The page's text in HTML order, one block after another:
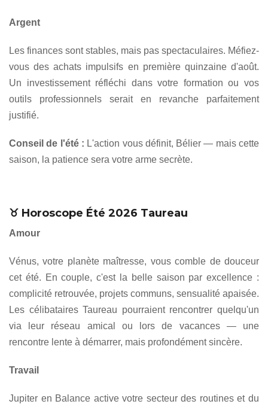
Argent
Les finances sont stables, mais pas spectaculaires. Méfiez-
vous des achats impulsifs en première quinzaine d'août.
Un investissement réfléchi dans votre formation ou vos
outils professionnels serait en revanche parfaitement
justifié.
Conseil de l'été : L'action vous définit, Bélier — mais cette
saison, la patience sera votre arme secrète.
♉ Horoscope Été 2026 Taureau
Amour
Vénus, votre planète maîtresse, vous comble de douceur
cet été. En couple, c'est la belle saison par excellence :
complicité retrouvée, projets communs, sensualité apaisée.
Les célibataires Taureau pourraient rencontrer quelqu'un
via leur réseau amical ou lors de vacances — une
rencontre lente à démarrer, mais profondément sincère.
Travail
Jupiter en Balance active votre secteur des routines et du